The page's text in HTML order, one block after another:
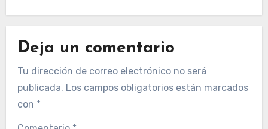
Deja un comentario
Tu dirección de correo electrónico no será
publicada. Los campos obligatorios están marcados
con *